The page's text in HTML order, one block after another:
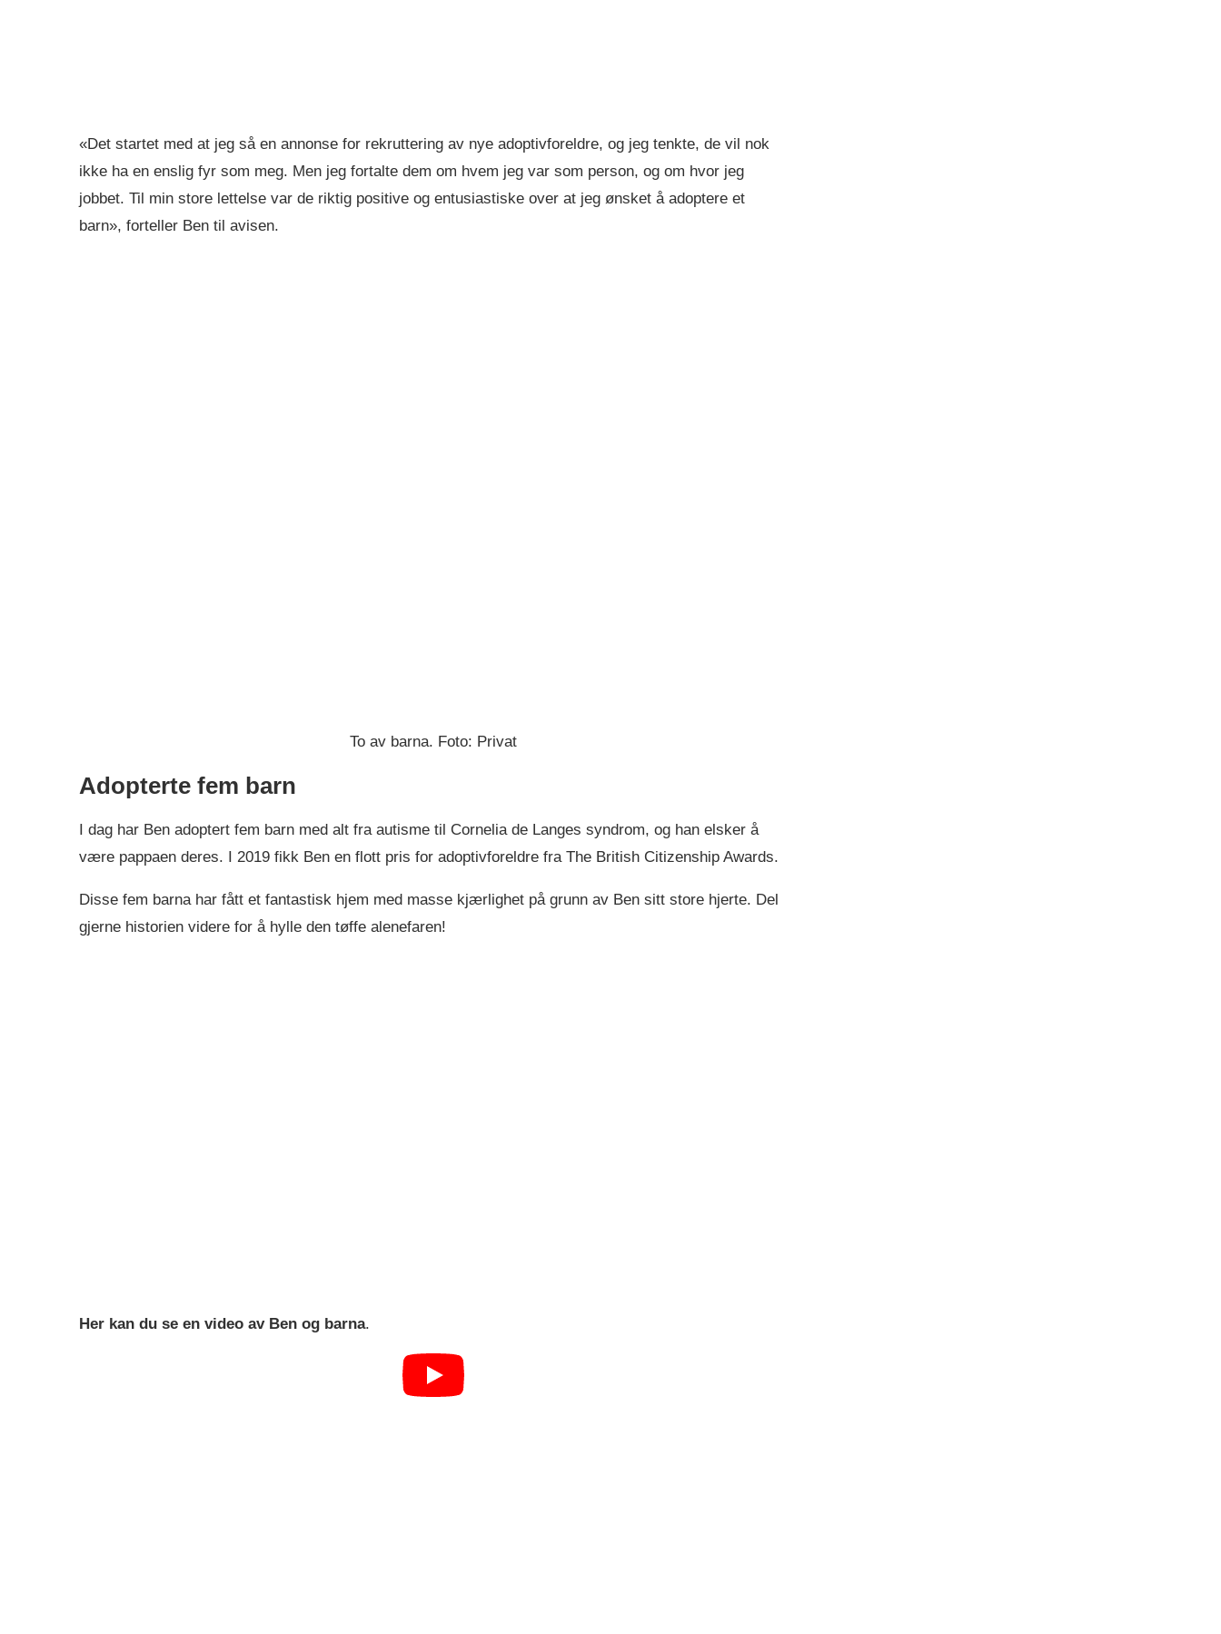
«Det startet med at jeg så en annonse for rekruttering av nye adoptivforeldre, og jeg tenkte, de vil nok
ikke ha en enslig fyr som meg. Men jeg fortalte dem om hvem jeg var som person, og om hvor jeg
jobbet. Til min store lettelse var de riktig positive og entusiastiske over at jeg ønsket å adoptere et
barn», forteller Ben til avisen.
To av barna. Foto: Privat
Adopterte fem barn
I dag har Ben adoptert fem barn med alt fra autisme til Cornelia de Langes syndrom, og han elsker å
være pappaen deres. I 2019 fikk Ben en flott pris for adoptivforeldre fra The British Citizenship Awards.
Disse fem barna har fått et fantastisk hjem med masse kjærlighet på grunn av Ben sitt store hjerte. Del
gjerne historien videre for å hylle den tøffe alenefaren!
Her kan du se en video av Ben og barna.